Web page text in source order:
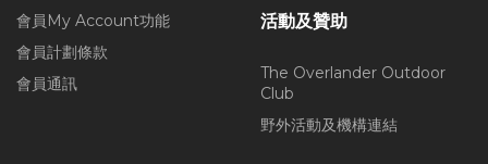
會員My Account功能
會員計劃條款
會員通訊
活動及贊助
The Overlander Outdoor
Club
野外活動及機構連結